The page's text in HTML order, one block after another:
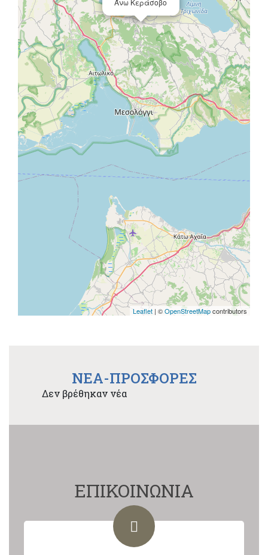
Άνω Κεράσοβο
Leaflet | ©OpenStreetMapcontributors
NEA-ΠΡΟΣΦΟΡΕΣ
Δεν βρέθηκαν νέα
ΕΠΙΚΟΙΝΩΝΙΑ